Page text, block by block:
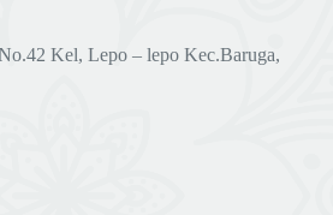
Kel, Lepo – lepo Kec.Baruga,